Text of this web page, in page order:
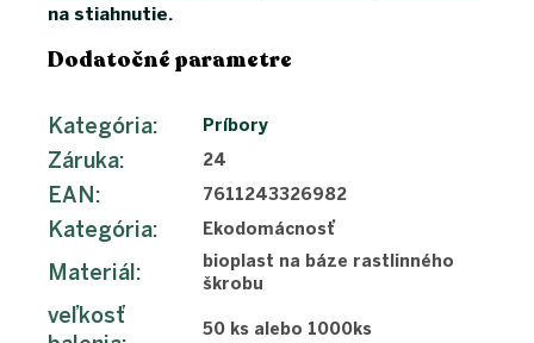
na stiahnutie.
Dodatočné parametre
Kategória: Príbory
Záruka: 24
EAN: 7611243326982
Kategória: Ekodomácnosť
Materiál:
bioplast na báze rastlinného
škrobu
veľkosť
50 ks alebo 1000ks